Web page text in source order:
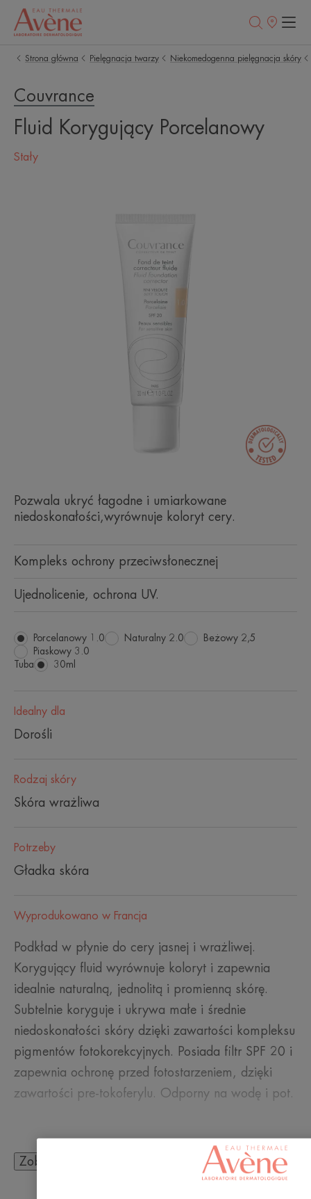
Punkty
Strona główna Pielęgnacja twarzy Niekomedogenna pielęgnacja skóry
Couvrance
Fluid Korygujący Porcelanowy
Stały
Pozwala ukryć łagodne i umiarkowane
niedoskonałości,wyrównuje koloryt cery.
Kompleks ochrony przeciwsłonecznej
Ujednolicenie, ochrona UV.
Porcelanowy 1.0 Naturalny 2.0
Beżowy 2,5
Piaskowy 3.0
Tuba
Tuba
30ml
Idealny dla
Dorośli
Rodzaj skóry
Skóra wrażliwa
Potrzeby
Gładka skóra
Wyprodukowano w Francja
Podkład w płynie do cery jasnej i wrażliwej.
Korygujący fluid wyrównuje koloryt i zapewnia
idealnie naturalną, jednolitą i promienną skórę.
Subtelnie koryguje i ukrywa małe i średnie
niedoskonałości skóry dzięki zawartości kompleksu
pigmentów fotokorekcyjnych. Posiada filtr SPF 20 i
zapewnia ochronę przed fotostarzeniem, dzięki
zawartości pre-tokoferylu. Odporny na wodę i pot.
KILKA SŁÓW OD NASZEGO EKSPERTA
Zobacz więcej